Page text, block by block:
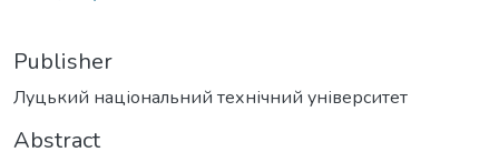
Publisher
Луцький національний технічний університет
Abstract